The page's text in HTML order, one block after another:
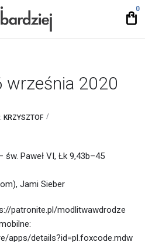
0
września 2020
KRZYSZTOF
Paweł VI, Łk 9,43b–45
Jami Sieber
patronite.pl/modlitwawdrodze
apps/details?id=pl.foxcode.mdw